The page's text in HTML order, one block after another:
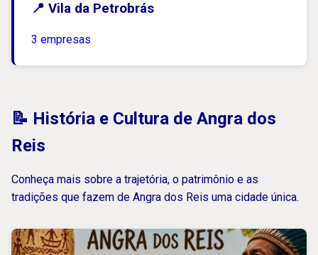
📍 Vila da Petrobrás
3 empresas
📝 História e Cultura de Angra dos
Reis
Conheça mais sobre a trajetória, o patrimônio e as
tradições que fazem de Angra dos Reis uma cidade única.